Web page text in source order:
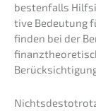
besten­falls
ti­ve Bedeu­tung
finden bei der